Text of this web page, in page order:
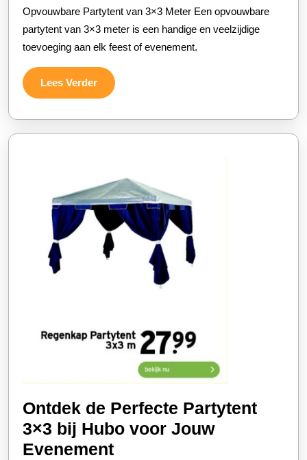
3×3
Meter:
Ideaal
Opvouwbare Partytent van 3×3 Meter Een opvouwbare
partytent van 3×3 meter is een handige en veelzijdige
toevoeging aan elk feest of evenement.
Lees VerderLees
Verder
Ontdek de Perfecte Partytent
3×3 bij Hubo voor Jouw
EvenementOntdek